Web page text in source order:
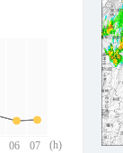
06 07
(h)